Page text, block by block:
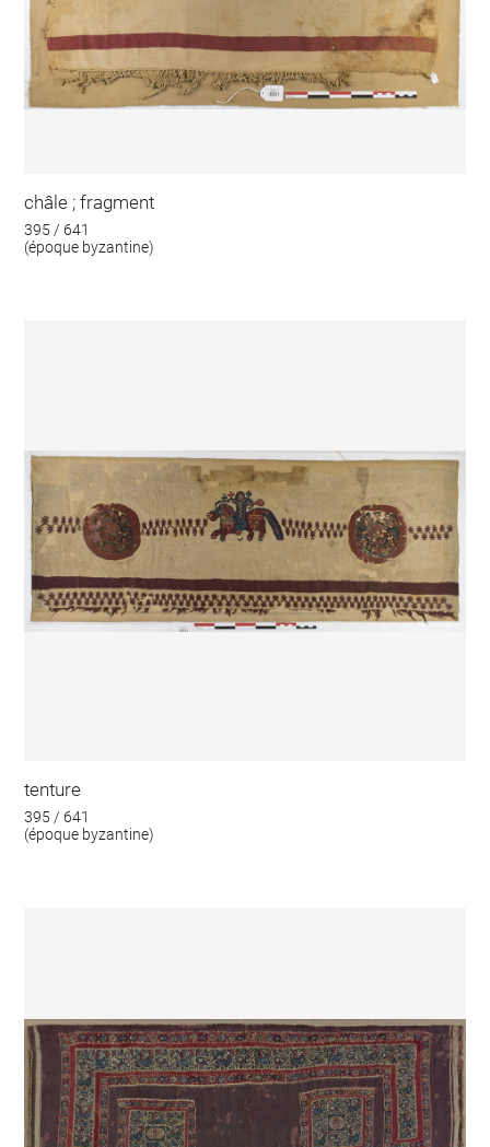
châle ; fragment
395 / 641
(époque byzantine)
tenture
395 / 641
(époque byzantine)